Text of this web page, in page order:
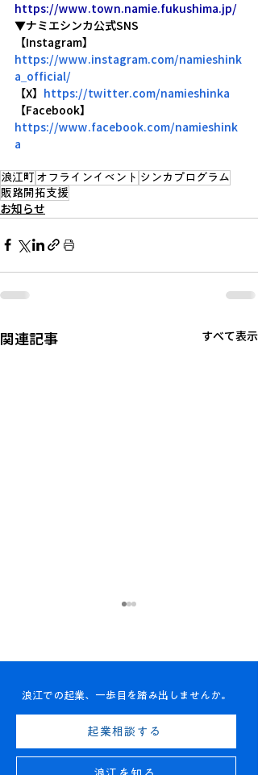
https://www.town.namie.fukushima.jp/
▼ナミエシンカ公式SNS
【Instagram】
https://www.instagram.com/namieshink
a_official/
【X】 https://twitter.com/namieshinka
【Facebook】
https://www.facebook.com/namieshink
a
浪江町 オフラインイベント シンカプログラム
販路開拓支援
お知らせ
関連記事 すべて表示
【お知らせ】ナミエシン
カメンバー（登録会員）
浪江での起業、一歩目を踏み出しませんか。
起業相談する